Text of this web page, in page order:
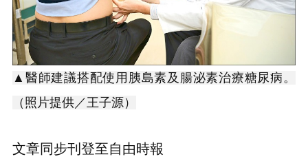
▲醫師建議搭配使用胰島素及腸泌素治療糖尿病。
（照片提供／王子源）
文章同步刊登至自由時報